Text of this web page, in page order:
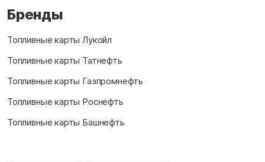
Бренды
Топливные карты Лукойл
Топливные карты Татнефть
Топливные карты Газпромнефть
Топливные карты Роснефть
Топливные карты Башнефть